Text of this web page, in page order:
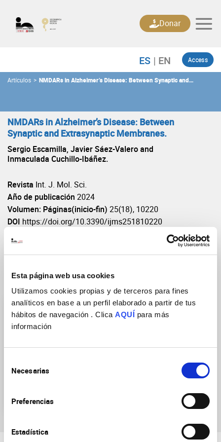
Esta página web usa cookies
Utilizamos cookies propias y de terceros para fines
analíticos en base a un perfil elaborado a partir de tus
hábitos de navegación . Clica AQUÍ para más
información
Necesarias
Preferencias
Estadística
content
Access
Donar
Artículos > NMDARs in Alzheimer’s Disease: Between Synaptic and
NMDARs in Alzheimer’s Disease: Between
Synaptic and Extrasynaptic Membranes.
Sergio Escamilla, Javier Sáez-Valero and
Inmaculada Cuchillo-Ibáñez.
Revista Int. J. Mol. Sci.
Año de publicación 2024
Volumen: Páginas(inicio-fin) 25(18), 10220
DOI https://doi.org/10.3390/ijms251810220
Grupos de Investigación
alterados en la